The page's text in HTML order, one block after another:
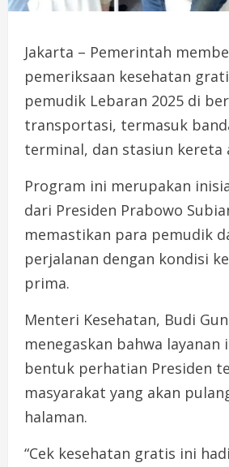
Jakarta – Pemerintah
pemeriksaan kesehatan
pemudik Lebaran 2025 di
transportasi, termasuk
terminal, dan stasiun kereta
Program ini merupakan
dari Presiden Prabowo
memastikan para pemudik
perjalanan dengan kondisi
prima.
Menteri Kesehatan, Budi
menegaskan bahwa layanan
bentuk perhatian Presiden
masyarakat yang akan
halaman.
“Cek kesehatan gratis ini